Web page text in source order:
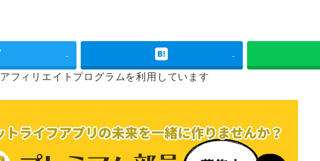
- -
アフィリエイトプログラムを利用しています